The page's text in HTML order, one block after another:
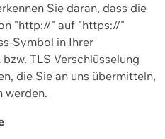
Sie daran, dass die
"http://" auf "https://"
Symbol in Ihrer
TLS Verschlüsselung
die Sie an uns übermitteln,
werden.